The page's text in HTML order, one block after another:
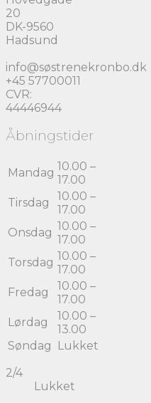
20
DK-9560
Hadsund
info@søstrenekronbo.dk
+45 57700011
CVR:
44446944
Åbningstider
Mandag 10.00 –
17.00
Tirsdag
10.00 –
17.00
Onsdag 10.00 –
17.00
Torsdag 10.00 –
17.00
Fredag
10.00 –
17.00
Lørdag
10.00 –
13.00
Søndag
Lukket
2/4
Lukket